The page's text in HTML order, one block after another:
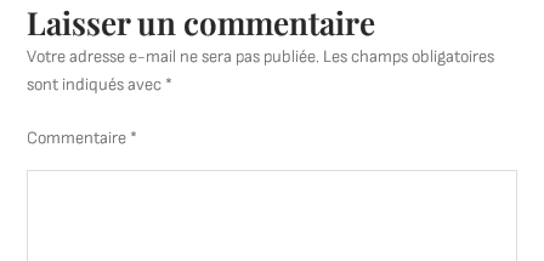
Laisser un commentaire
Votre adresse e-mail ne sera pas publiée. Les champs obligatoires
sont indiqués avec *
Commentaire *